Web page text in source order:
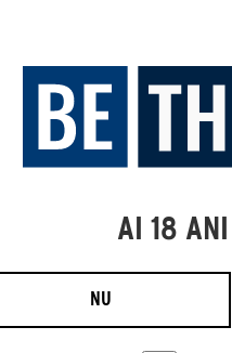
AI 18
NU